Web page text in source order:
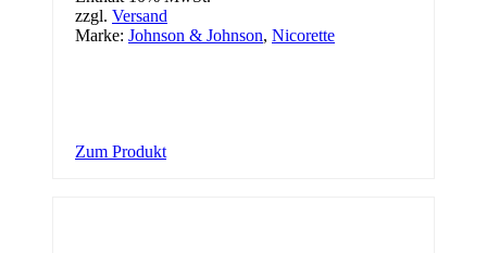
zzgl. Versand
Marke: Johnson & Johnson, Nicorette
Zum Produkt